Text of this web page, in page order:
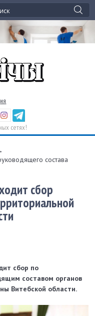
сетях!
состава
сбор
сбор по
составом органов
Витебской области.